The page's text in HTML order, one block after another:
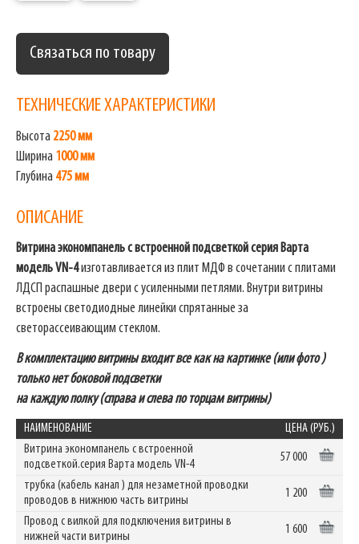
Связаться по товару
ТЕХНИЧЕСКИЕ ХАРАКТЕРИСТИКИ
Высота 2250 мм
Ширина 1000 мм
Глубина 475 мм
ОПИСАНИЕ
Витрина экономпанель с встроенной подсветкой серия Варта
модель VN-4изготавливается из плит МДФ в сочетании с плитами
ЛДСП распашные двери с усиленными петлями. Внутри витрины
встроены светодиодные линейки спрятанные за
светорассеивающим стеклом.
В комплектацию витрины входит все как на картинке (или фото )
только нет боковой подсветки
на каждую полку (справа и слева по торцам витрины)
НАИМЕНОВАНИЕ
ЦЕНА (РУБ.)
Витрина экономпанель с встроенной
подсветкой.серия Варта модель VN-4
57 000
трубка (кабель канал ) для незаметной проводки
проводов в нижнюю часть витрины
1 200
Провод с вилкой для подключения витрины в
нижней части витрины
1 600